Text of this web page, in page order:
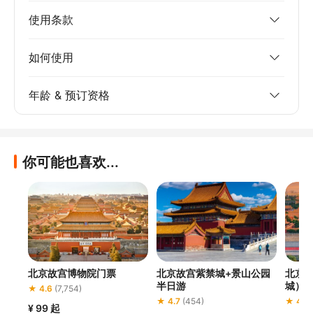
使用条款
如何使用
年龄 & 预订资格
你可能也喜欢...
北京故宫博物院门票
★ 4.6 (7,754)
¥ 99 起
北京故宫紫禁城+景山公园
半日游
★ 4.7 (454)
北京
城）
★ 4.9